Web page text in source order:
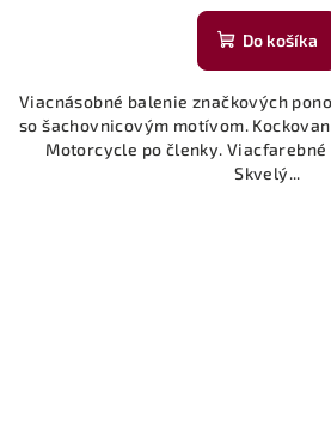
Do košíka
Viacnásobné balenie značkových
so šachovnicovým motívom.
Motorcycle po členky.
Skvelý...